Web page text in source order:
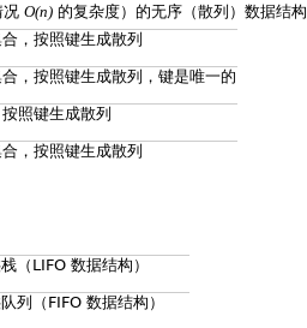
况 O(n) 的复杂度）的无序（散列）数据结构
，按照键生成散列
，按照键生成散列，键是唯一的
照键生成散列
，按照键生成散列
（LIFO 数据结构）
列（FIFO 数据结构）